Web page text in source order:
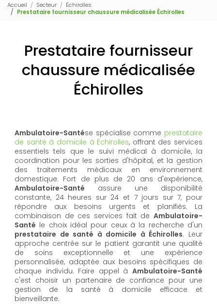
Accueil Secteur
Échirolles
Prestataire fournisseur chaussure médicalisée Échirolles
Prestataire fournisseur
chaussure médicalisée
Échirolles
Ambulatoire-Santése spécialise comme prestataire
de santé à domicile à Échirolles, offrant des services
essentiels tels que le suivi médical à domicile, la
coordination pour les sorties d'hôpital, et la gestion
des traitements médicaux en environnement
domestique. Fort de plus de 20 ans d'expérience,
Ambulatoire-Santé assure une disponibilité
constante, 24 heures sur 24 et 7 jours sur 7, pour
répondre aux besoins urgents et planifiés. La
combinaison de ces services fait de Ambulatoire-
Santé le choix idéal pour ceux à la recherche d'un
prestataire de santé à domicile à Échirolles. Leur
approche centrée sur le patient garantit une qualité
de soins exceptionnelle et une expérience
personnalisée, adaptée aux besoins spécifiques de
chaque individu. Faire appel à Ambulatoire-Santé
c'est choisir un partenaire de confiance pour une
gestion de la santé à domicile efficace et
bienveillante.